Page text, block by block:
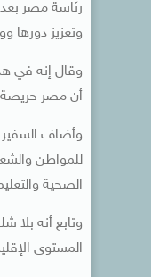
رئاسة مصر بعد
وتعزيز دورها
وقال إنه في
أن مصر حريصة
وأضاف السفير
للمواطن
الصحية
وتابع أنه بلا
المستوى